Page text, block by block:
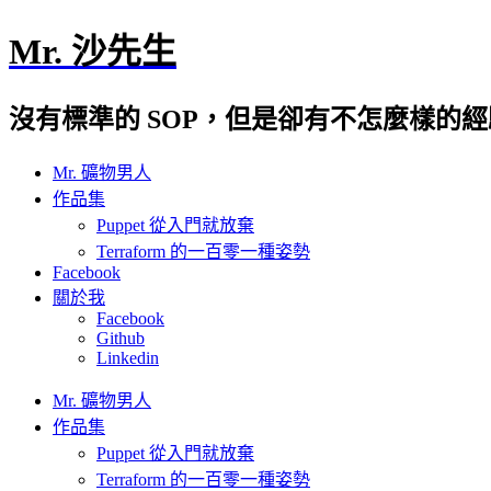
Mr. 沙先生
沒有標準的 SOP，但是卻有不怎麼樣的
Mr. 礦物男人
作品集
Puppet 從入門就放棄
Terraform 的一百零一種姿勢
Facebook
關於我
Facebook
Github
Linkedin
Mr. 礦物男人
作品集
Puppet 從入門就放棄
Terraform 的一百零一種姿勢